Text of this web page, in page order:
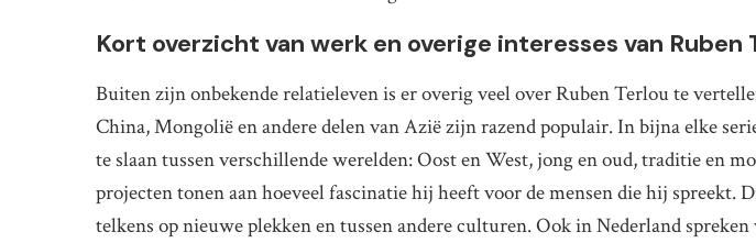
Kort overzicht van werk en overige interesses van Ruben
Buiten zijn onbekende relatieleven is er overig veel over Ruben Terlou te
China, Mongolië en andere delen van Azië zijn razend populair. In bijna elke
te slaan tussen verschillende werelden: Oost en West, jong en oud, traditie en
projecten tonen aan hoeveel fascinatie hij heeft voor de mensen die hij spreekt.
telkens op nieuwe plekken en tussen andere culturen. Ook in Nederland spreken